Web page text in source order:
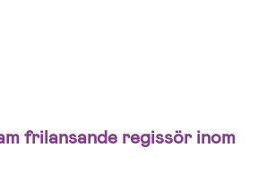
frilansande regissör inom